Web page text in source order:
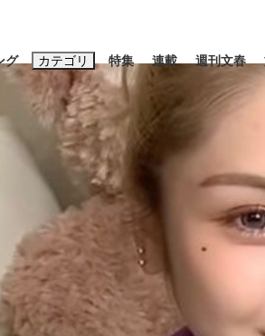
グ カテゴリ
ニュース エンタメ
特集 連載 週刊文春
めのキーワードタグ一覧
#三山凌輝 #高市早苗 #後藤真希
雄一郎
#亀和田武